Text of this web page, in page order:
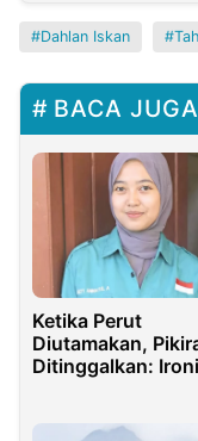
Dahlan Iskan
BACA JUGA
Ketika Perut
Diutamakan,
Ditinggalkan: Ironi